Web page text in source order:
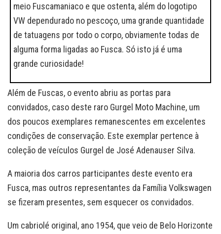
meio Fuscamaniaco e que ostenta, além do logotipo
VW dependurado no pescoço, uma grande quantidade
de tatuagens por todo o corpo, obviamente todas de
alguma forma ligadas ao Fusca. Só isto já é uma
grande curiosidade!
Além de Fuscas, o evento abriu as portas para
convidados, caso deste raro Gurgel Moto Machine, um
dos poucos exemplares remanescentes em excelentes
condições de conservação. Este exemplar pertence à
coleção de veículos Gurgel de José Adenauser Silva.
A maioria dos carros participantes deste evento era
Fusca, mas outros representantes da Família Volkswagen
se fizeram presentes, sem esquecer os convidados.
Um cabriolé original, ano 1954, que veio de Belo Horizonte